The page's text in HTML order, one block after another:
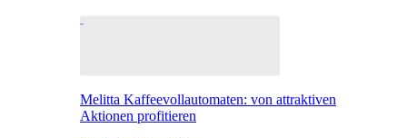
Melitta Kaffeevollautomaten: von attraktiven
Aktionen profitieren